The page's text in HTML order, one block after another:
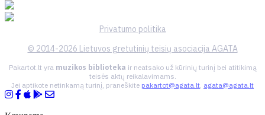
Privatumo politika
© 2014-2026 Lietuvos gretutinių teisių asociacija AGATA
Pakartot.lt yra muzikos biblioteka ir neatsako už kūrinių turinį bei atitikimą
teisės aktų reikalavimams.
Jei aptikote netinkamą turinį, praneškite pakartot@agata.lt, agata@agata.lt